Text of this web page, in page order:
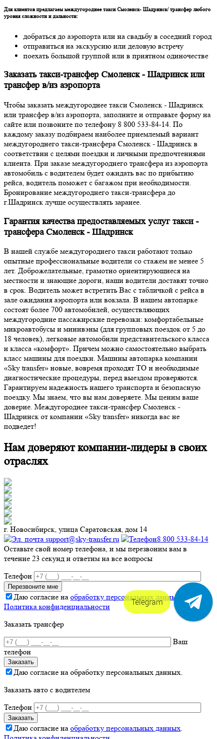
Для клиентов предлагаем междугороднее такси Смоленск- Шадринск/ трансфер любого
уровня сложности и дальности:
добраться до аэропорта или на свадьбу в соседний город
отправиться на экскурсию или деловую встречу
поехать большой группой или в приятном одиночестве
Заказать такси-трансфер Смоленск - Шадринск или
трансфер в/из аэропорта
Чтобы заказать междугороднее такси Смоленск - Шадринск
или трансфер в/из аэропорта, заполните и отправьте форму на
сайте или позвоните по телефону 8 800 533-84-14. По
каждому заказу подбираем наиболее приемлемый вариант
междугороднего такси-трансфера Смоленск - Шадринск в
соответствии с целями поездки и личными предпочтениями
клиента. При заказе междугороднего трансфера из аэропорта
автомобиль с водителем будет ожидать вас по прибытию
рейса, водитель поможет с багажом при необходимости.
Бронирование междугороднего такси-трансфера до
г.Шадринск лучше осуществлять заранее.
Гарантия качества предоставляемых услуг такси -
трансфера Смоленск - Шадринск
В нашей службе междугороднего такси работают только
опытные профессиональные водители со стажем не менее 5
лет. Доброжелательные, грамотно ориентирующиеся на
местности и знающие дороги, наши водители доставят точно
в срок. Водитель может встретить Вас с табличкой с рейса в
зале ожидания аэропорта или вокзала. В нашем автопарке
состоят более 700 автомобилей, осуществляющих
междугородние пассажирские перевозки: комфортабельные
микроавтобусы и минивэны (для групповых поездок от 5 до
18 человек), легковые автомобили представительского класса
и класса «комфорт». Причем можно самостоятельно выбрать
класс машины для поездки. Машины автопарка компании
«Sky transfer» новые, вовремя проходят ТО и необходимые
диагностические процедуры, перед выездом проверяются.
Гарантируем надежность нашего транспорта и безопасную
поездку. Мы знаем, что вы нам доверяете. Мы ценим ваше
доверие. Междугороднее такси-трансфер Смоленск -
Шадринск от компании «Sky transfer» никогда вас не
подведет!
Нам доверяют компании-лидеры в своих
отраслях
г. Новосибирск, улица Саратовская, дом 14
support@sky-transfer.ru
8 800 533-84-14
Оставьте свой номер телефона, и мы перезвоним вам в
течение 23 секунд и ответим на все вопросы
Телефон
Даю согласие на обработку персональных данных
Политика конфиденциальности
Заказать трансфер
Ваш
телефон
Даю согласие на обработку персональных данных.
Заказать авто с водителем
Телефон
Даю согласие на обработку персональных данных.
Telegram